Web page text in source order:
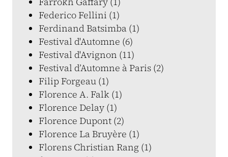
Federico Fellini (1)
Ferdinand Batsimba (1)
Festival d'Automne (6)
Festival d'Avignon (11)
Festival d’Automne à Paris (2)
Filip Forgeau (1)
Florence A. Falk (1)
Florence Delay (1)
Florence Dupont (2)
Florence La Bruyère (1)
Florens Christian Rang (1)